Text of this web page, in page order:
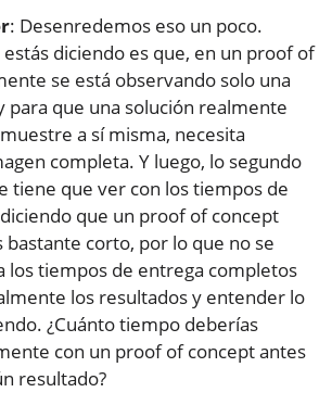
: Desenredemos eso un poco.
estás diciendo es que, en un proof of
se está observando solo una
para que una solución realmente
a sí misma, necesita
completa. Y luego, lo segundo
tiene que ver con los tiempos de
que un proof of concept
corto, por lo que no se
los tiempos de entrega completos
los resultados y entender lo
¿Cuánto tiempo deberías
con un proof of concept antes
resultado?